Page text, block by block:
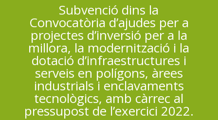
Subvenció dins la
Convocatòria d’ajudes per a
projectes d’inversió per a la
millora, la modernització i la
dotació d’infraestructures i
serveis en polígons, àrees
industrials i enclavaments
tecnològics, amb càrrec al
pressupost de l’exercici 2022.